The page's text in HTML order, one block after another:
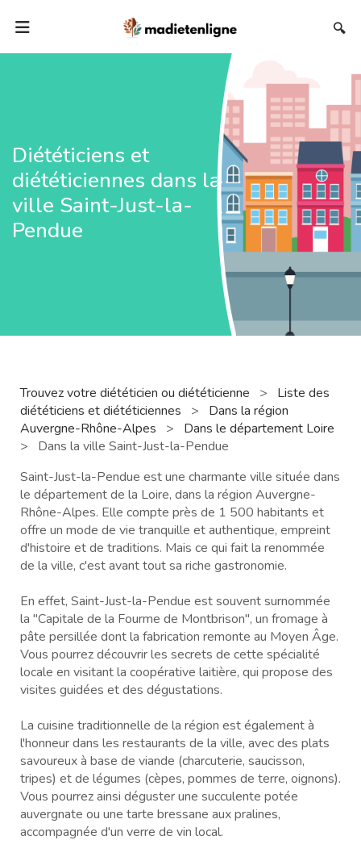
🔍
Diététiciens et
diététiciennes dans la
ville Saint-Just-la-
Pendue
Trouvez votre diététicien ou diététicienne >
Liste des
diététiciens et diététiciennes
>
Dans la région
Auvergne-Rhône-Alpes
>
Dans le département Loire
>
Dans la ville Saint-Just-la-Pendue
Saint-Just-la-Pendue est une charmante ville située dans
le département de la Loire, dans la région Auvergne-
Rhône-Alpes. Elle compte près de 1 500 habitants et
offre un mode de vie tranquille et authentique, empreint
d'histoire et de traditions. Mais ce qui fait la renommée
de la ville, c'est avant tout sa riche gastronomie.
En effet, Saint-Just-la-Pendue est souvent surnommée
la "Capitale de la Fourme de Montbrison", un fromage à
pâte persillée dont la fabrication remonte au Moyen Âge.
Vous pourrez découvrir les secrets de cette spécialité
locale en visitant la coopérative laitière, qui propose des
visites guidées et des dégustations.
La cuisine traditionnelle de la région est également à
l'honneur dans les restaurants de la ville, avec des plats
savoureux à base de viande (charcuterie, saucisson,
tripes) et de légumes (cèpes, pommes de terre, oignons).
Vous pourrez ainsi déguster une succulente potée
auvergnate ou une tarte bressane aux pralines,
accompagnée d'un verre de vin local.